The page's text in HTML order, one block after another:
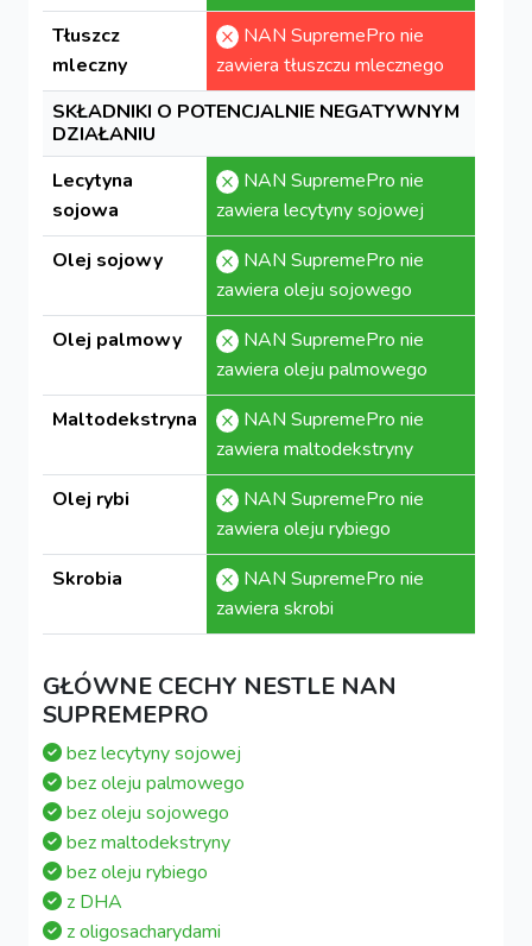
Tłuszcz
mleczny
NAN SupremePro nie
zawiera tłuszczu mlecznego
SKŁADNIKI O POTENCJALNIE NEGATYWNYM
DZIAŁANIU
Lecytyna
sojowa
NAN SupremePro nie
zawiera lecytyny sojowej
Olej sojowy
NAN SupremePro nie
zawiera oleju sojowego
Olej palmowy
NAN SupremePro nie
zawiera oleju palmowego
Maltodekstryna
NAN SupremePro nie
zawiera maltodekstryny
Olej rybi
NAN SupremePro nie
zawiera oleju rybiego
Skrobia
NAN SupremePro nie
zawiera skrobi
GŁÓWNE CECHY NESTLE NAN
SUPREMEPRO
bez lecytyny sojowej
bez oleju palmowego
bez oleju sojowego
bez maltodekstryny
bez oleju rybiego
z DHA
z oligosacharydami